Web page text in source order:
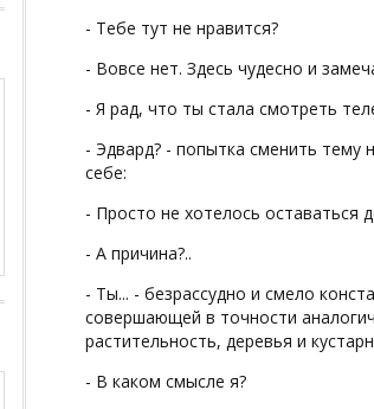
- Тебе тут не нравится?
- Вовсе нет. Здесь чудесно и
- Я рад, что ты стала смотреть
- Эдвард? - попытка сменить тему
себе:
- Просто не хотелось оставаться
- А причина?..
- Ты... - безрассудно и смело
совершающей в точности
растительность, деревья и
- В каком смысле я?